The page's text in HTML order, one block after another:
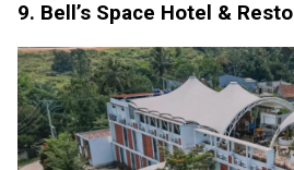
9. Bell’s Space Hotel & Resto